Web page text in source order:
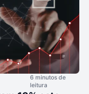
6 minutos de
leitura